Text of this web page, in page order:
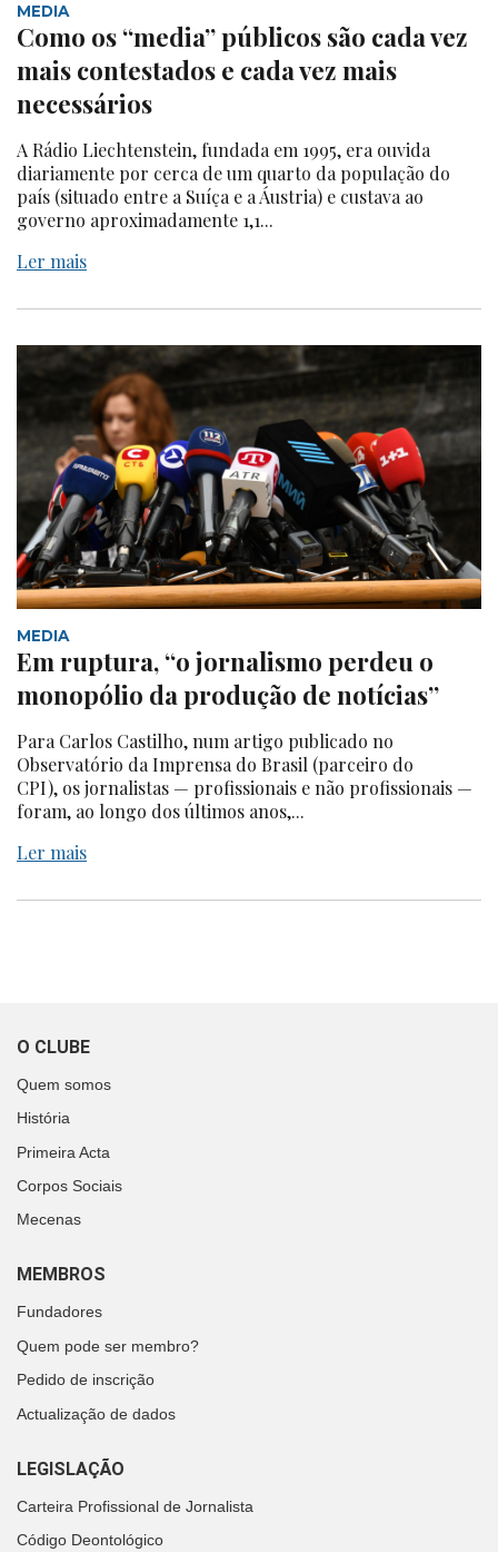
MEDIA
Como os “media” públicos são cada vez
mais contestados e cada vez mais
necessários
A Rádio Liechtenstein, fundada em 1995, era ouvida
diariamente por cerca de um quarto da população do
país (situado entre a Suíça e a Áustria) e custava ao
governo aproximadamente 1,1...
Ler mais
MEDIA
Em ruptura, “o jornalismo perdeu o
monopólio da produção de notícias”
Para Carlos Castilho, num artigo publicado no
Observatório da Imprensa do Brasil (parceiro do
CPI), os jornalistas — profissionais e não profissionais —
foram, ao longo dos últimos anos,...
Ler mais
O CLUBE
Quem somos
História
Primeira Acta
Corpos Sociais
Mecenas
MEMBROS
Fundadores
Quem pode ser membro?
Pedido de inscrição
Actualização de dados
LEGISLAÇÃO
Carteira Profissional de Jornalista
Código Deontológico